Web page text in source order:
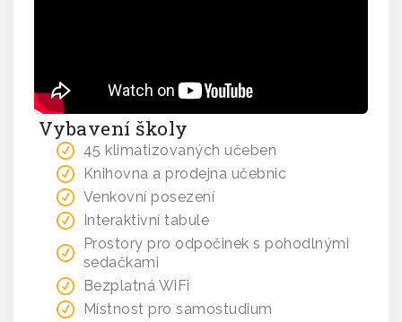
Vybavení školy
45 klimatizovaných učeben
Knihovna a prodejna učebnic
Venkovní posezení
Interaktivní tabule
Prostory pro odpočinek s pohodlnými
sedačkami
Bezplatná WiFi
Místnost pro samostudium